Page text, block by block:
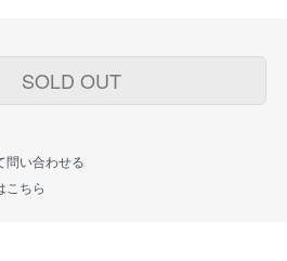
SOLD OUT
問い合わせる
こちら